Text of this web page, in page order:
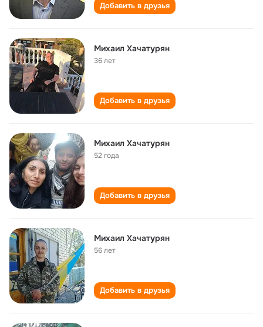
Добавить в друзья
Михаил Хачатурян
36 лет
Добавить в друзья
Михаил Хачатурян
52 года
Добавить в друзья
Михаил Хачатурян
56 лет
Добавить в друзья